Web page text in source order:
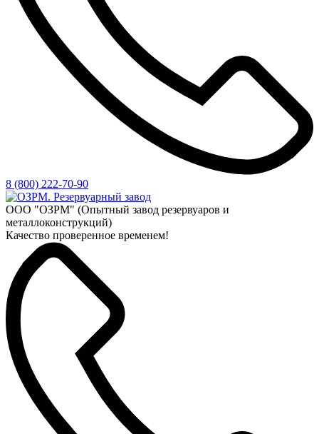
8 (800) 222-70-90
ООО "ОЗРМ" (Опытный завод резервуаров и
металлоконструкций)
Качество проверенное временем!